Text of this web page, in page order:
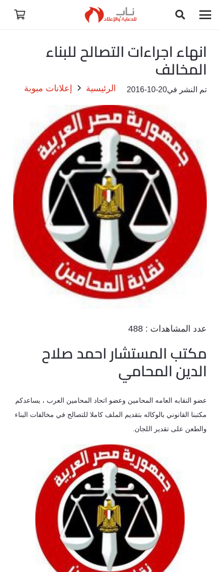
انهاء اجراءات التصالح للبناء
المخالف
تم النشر في2016-10-20 الرئيسية إعلانات مبوبة
عدد المشاهدات : 488
مكتب المستشار احمد صلاح
الدين المحامي
عضو النقابه العامه المحامين وعضو اتحاد المحامين العرب ، يساعدكم
مكتبنا القانوني بالوكاله بتقديم الملف كاملا للتصالح في مخالفات البناء
والطعن على تقدير اللجان.